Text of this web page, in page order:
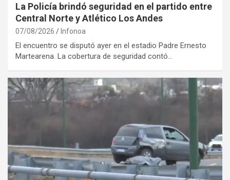
La Policía brindó seguridad en el partido entre
Central Norte y Atlético Los Andes
07/08/2026 Infonoa
El encuentro se disputó ayer en el estadio Padre Ernesto
Martearena. La cobertura de seguridad contó…